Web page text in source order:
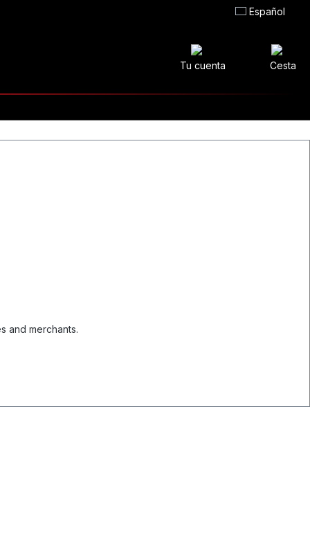
Español
Tu cuenta Cesta
and merchants.